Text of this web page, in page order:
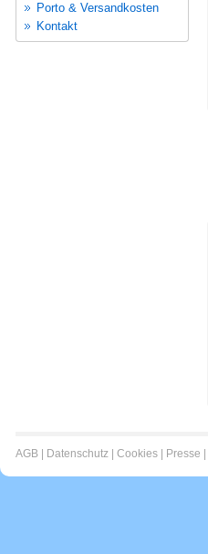
Porto & Versandkosten
Kontakt
AGB Datenschutz Cookies Presse